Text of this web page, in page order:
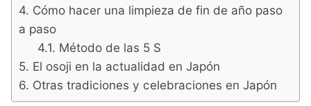
Cómo hacer una limpieza de fin de año paso
a paso
Método de las 5 S
El osoji en la actualidad en Japón
Otras tradiciones y celebraciones en Japón